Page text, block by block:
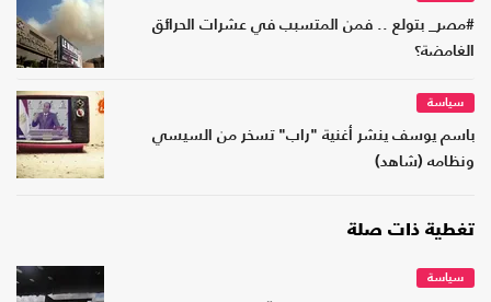
#مصر_ بتولع .. فمن المتسبب في عشرات الحرائق
الغامضة؟
سياسة
باسم يوسف ينشر أغنية "راب" تسخر من السيسي
ونظامه (شاهد)
تغطية ذات صلة
سياسة